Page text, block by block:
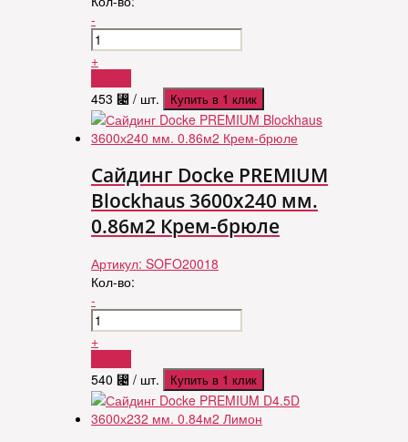
-
+
453 ⃄ / шт. Купить в 1 клик
Сайдинг Docke PREMIUM
Blockhaus 3600х240 мм.
0.86м2 Крем-брюле
Артикул: SOFO20018
Кол-во:
-
+
540 ⃄ / шт. Купить в 1 клик